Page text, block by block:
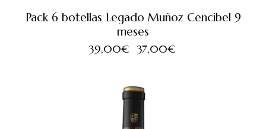
Pack 6 botellas Legado Muñoz Cencibel 9
meses
39,00€ 37,00€